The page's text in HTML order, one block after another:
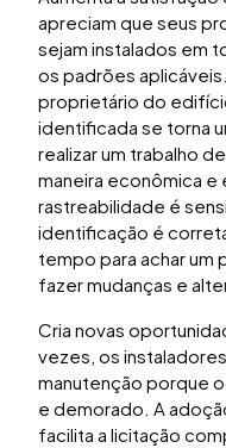
apreciam que seus
sejam instalados em
os padrões
proprietário do
identificada se torna
realizar um trabalho
maneira econômica
rastreabilidade é
identificação é
tempo para achar um
fazer mudanças e
Cria novas
vezes, os
manutenção porque
e demorado. A
facilita a licitação